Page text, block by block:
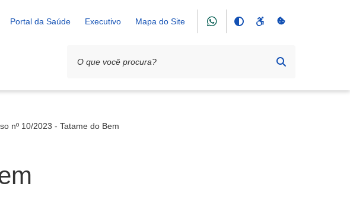
Portal da Saúde Executivo Mapa do Site
nº 10/2023 - Tatame do Bem